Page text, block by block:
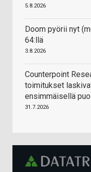
5.8.2026
Doom pyörii nyt
64:llä
3.8.2026
Counterpoint
toimitukset
ensimmäisellä
31.7.2026